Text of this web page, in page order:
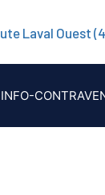
Laval Ouest
INFO-